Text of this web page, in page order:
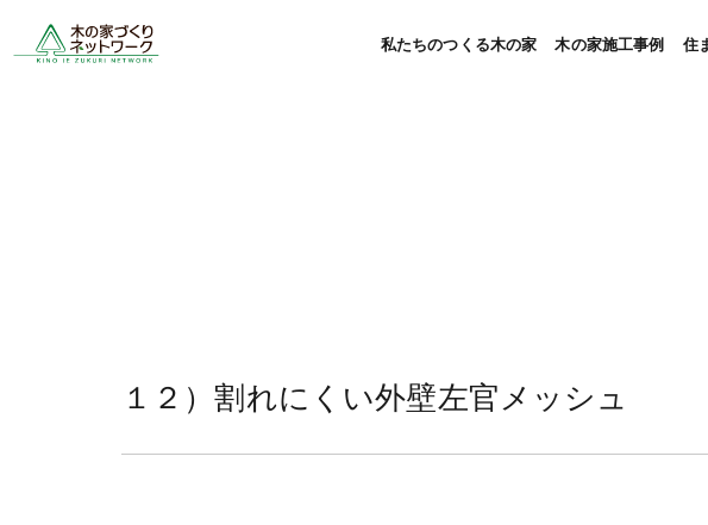
私たちのつくる木の家 木の家施工事例 住
１２）割れにくい外壁左官メッシュ